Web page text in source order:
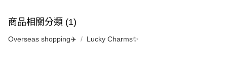
商品相關分類 (1)
Overseas shopping✈️ Lucky Charms✨